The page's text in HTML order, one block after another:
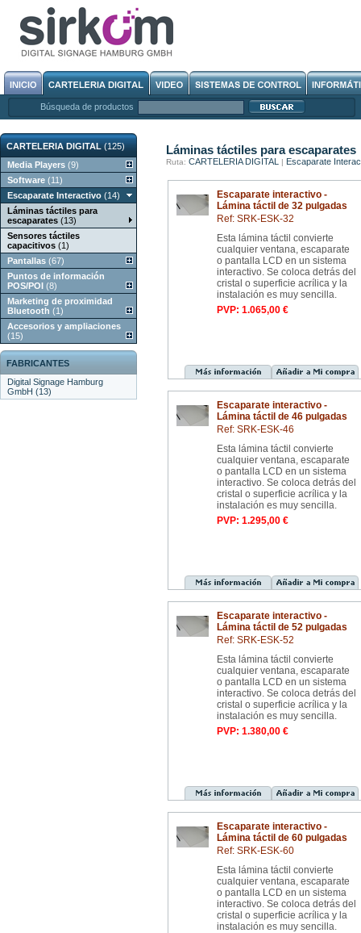
Búsqueda de productos
CARTELERIA DIGITAL(125)
Media Players (9)
Software (11)
Escaparate Interactivo (14)
Láminas táctiles para
escaparates (13)
Sensores táctiles
capacitivos (1)
Pantallas (67)
Puntos de información
POS/POI (8)
Marketing de proximidad
Bluetooth (1)
Accesorios y ampliaciones
(15)
FABRICANTES
Digital Signage Hamburg
GmbH (13)
Láminas táctiles para escaparates
Ruta: CARTELERIA DIGITAL | Escaparate
Escaparate interactivo -
Lámina táctil de 32 pulgadas
Ref: SRK-ESK-32
Esta lámina táctil convierte
cualquier ventana, escaparate
o pantalla LCD en un sistema
interactivo. Se coloca detrás del
cristal o superficie acrílica y la
instalación es muy sencilla.
PVP: 1.065,00 €
Escaparate interactivo -
Lámina táctil de 46 pulgadas
Ref: SRK-ESK-46
Esta lámina táctil convierte
cualquier ventana, escaparate
o pantalla LCD en un sistema
interactivo. Se coloca detrás del
cristal o superficie acrílica y la
instalación es muy sencilla.
PVP: 1.295,00 €
Escaparate interactivo -
Lámina táctil de 52 pulgadas
Ref: SRK-ESK-52
Esta lámina táctil convierte
cualquier ventana, escaparate
o pantalla LCD en un sistema
interactivo. Se coloca detrás del
cristal o superficie acrílica y la
instalación es muy sencilla.
PVP: 1.380,00 €
Escaparate interactivo -
Lámina táctil de 60 pulgadas
Ref: SRK-ESK-60
Esta lámina táctil convierte
cualquier ventana, escaparate
o pantalla LCD en un sistema
interactivo. Se coloca detrás del
cristal o superficie acrílica y la
instalación es muy sencilla.